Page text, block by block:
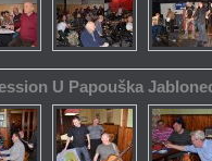
U Papouška